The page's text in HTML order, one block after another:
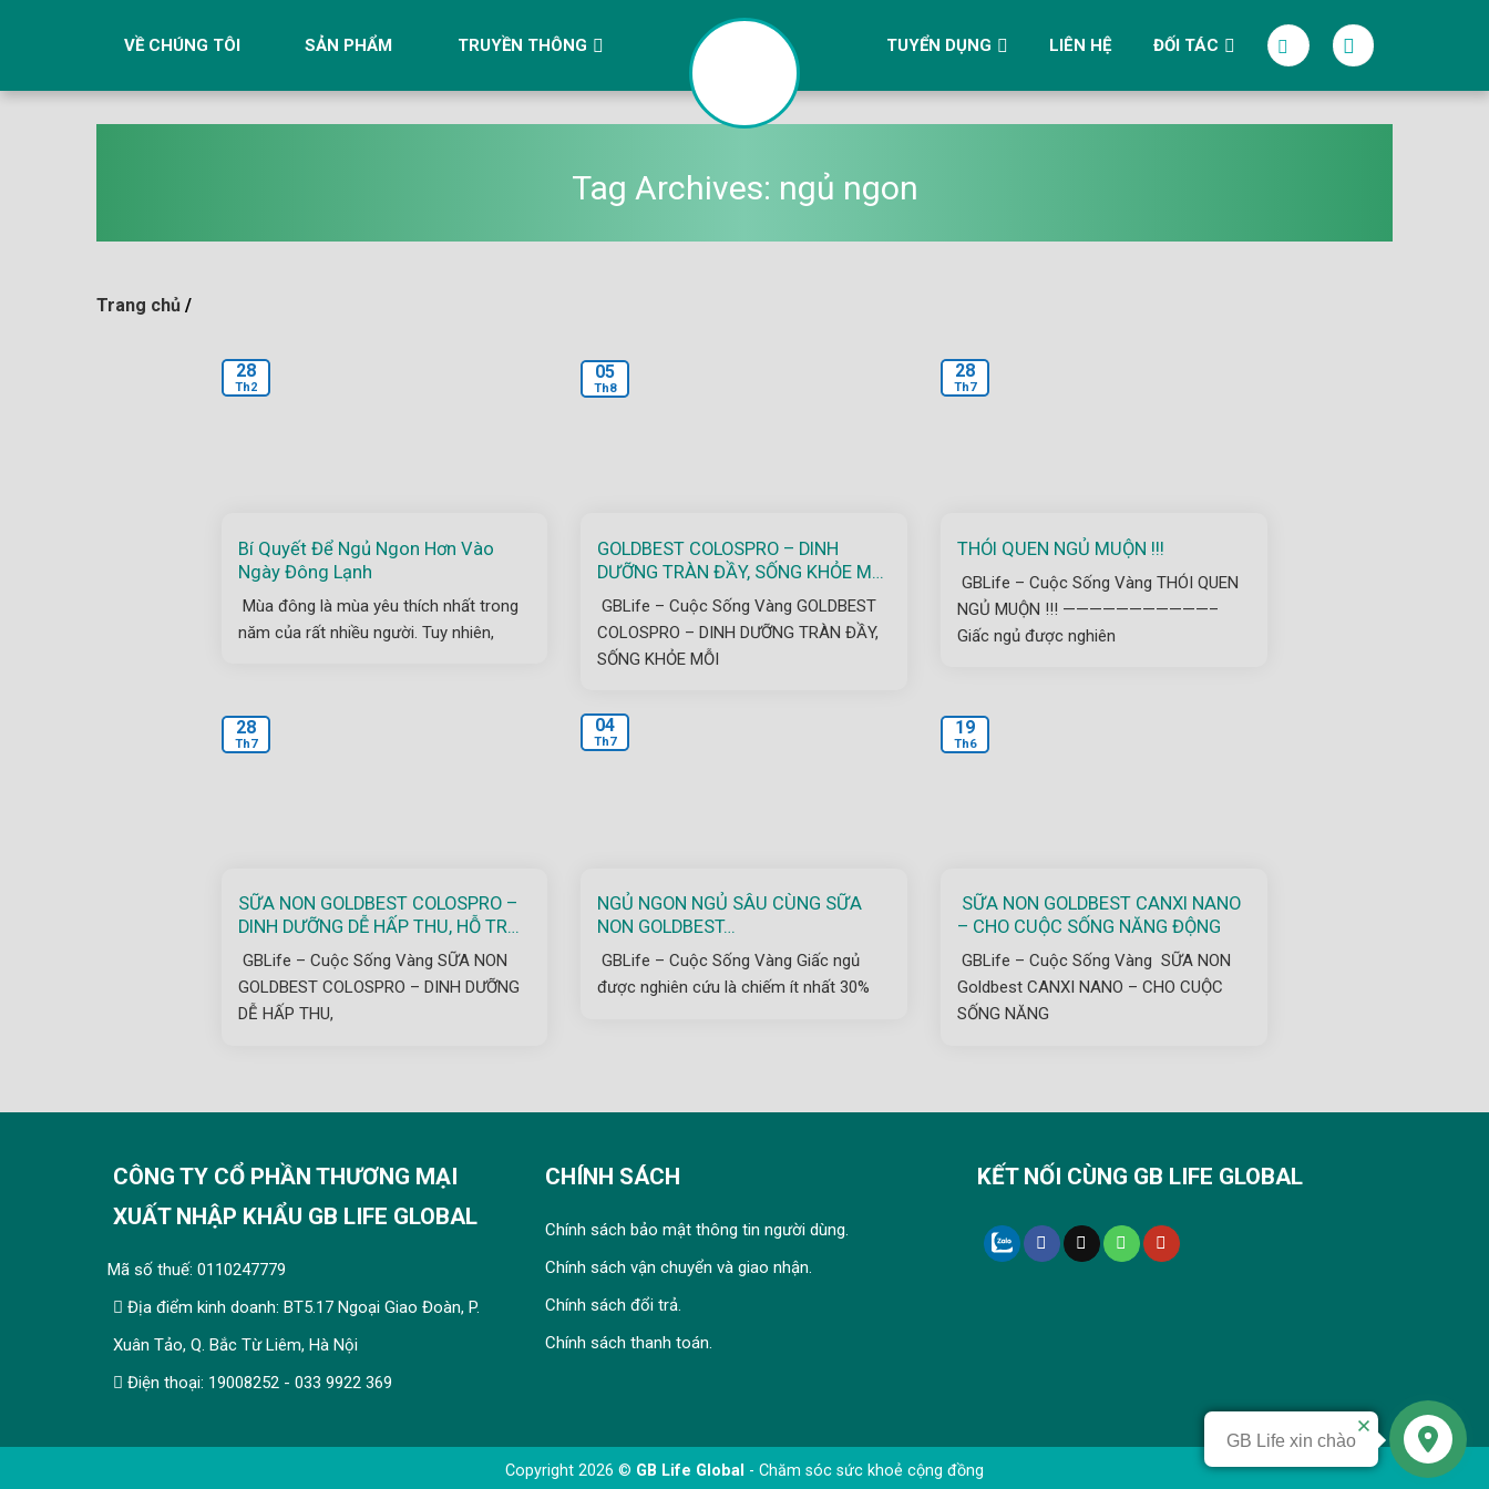
VỀ CHÚNG TÔI SẢN PHẨM TRUYỀN THÔNG TUYỂN DỤNG LIÊN HỆ ĐỐI TÁC
Tag Archives: ngủ ngon
Trang chủ /
Bí Quyết Để Ngủ Ngon Hơn Vào
Ngày Đông Lạnh
Mùa đông là mùa yêu thích nhất trong
năm của rất nhiều người. Tuy nhiên,
28
Th2
GOLDBEST COLOSPRO – DINH
DƯỠNG TRÀN ĐẦY, SỐNG KHỎE MỖI
NGÀY
GBLife – Cuộc Sống Vàng GOLDBEST
COLOSPRO – DINH DƯỠNG TRÀN ĐẦY,
SỐNG KHỎE MỖI
05
Th8
THÓI QUEN NGỦ MUỘN !!!
GBLife – Cuộc Sống Vàng THÓI QUEN
NGỦ MUỘN !!! ———————————–
Giấc ngủ được nghiên
28
Th7
SỮA NON GOLDBEST COLOSPRO –
DINH DƯỠNG DỄ HẤP THU, HỖ TRỢ
HỆ TIÊU HÓA
GBLife – Cuộc Sống Vàng SỮA NON
GOLDBEST COLOSPRO – DINH DƯỠNG
DỄ HẤP THU,
28
Th7
NGỦ NGON NGỦ SÂU CÙNG SỮA
NON GOLDBEST…
GBLife – Cuộc Sống Vàng Giấc ngủ
được nghiên cứu là chiếm ít nhất 30%
04
Th7
SỮA NON GOLDBEST CANXI NANO
– CHO CUỘC SỐNG NĂNG ĐỘNG
GBLife – Cuộc Sống Vàng SỮA NON
Goldbest CANXI NANO – CHO CUỘC
SỐNG NĂNG
19
Th6
CÔNG TY CỔ PHẦN THƯƠNG MẠI
XUẤT NHẬP KHẨU GB LIFE GLOBAL
Mã số thuế: 0110247779
Địa điểm kinh doanh: BT5.17 Ngoại Giao Đoàn, P.
Xuân Tảo, Q. Bắc Từ Liêm, Hà Nội
Điện thoại: 19008252 - 033 9922 369
CHÍNH SÁCH
Chính sách bảo mật thông tin người dùng.
Chính sách vận chuyển và giao nhận.
Chính sách đổi trả.
Chính sách thanh toán.
KẾT NỐI CÙNG GB LIFE GLOBAL
Copyright 2026 © GB Life Global - Chăm sóc sức khoẻ cộng đồng
GB Life xin chào